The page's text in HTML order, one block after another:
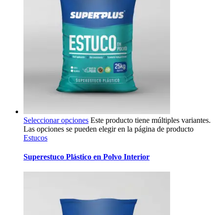
Seleccionar opciones Este producto tiene múltiples variantes.
Las opciones se pueden elegir en la página de producto
Estucos
Superestuco Plástico en Polvo Interior